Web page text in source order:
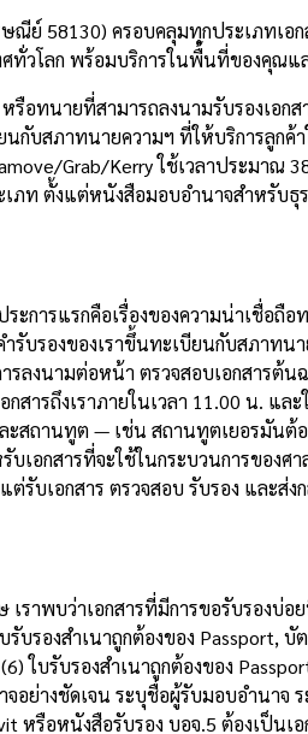
ณีย์ 58130) ครอบคลุมทุกประเภทเ
ทั่วโลก พร้อมบริการในพื้นที่ของคุณแ
อทนายที่สามารถลงนามรับรองเอ
กับสภาทนายความฯ ที่ให้บริการลูก
Grab/Kerry ใช้เวลาประมาณ
ภท ตั้งแต่หนังสือมอบอำนาจสำหรับ
ะการแรกคือเรื่องของความน่าเชื่
บรองของเราขึ้นทะเบียนกับสภาท
งนามต่อหน้า ตรวจสอบเอกสารต้
ารถึงเราภายในเวลา 11.00 น. แล
ะสถานทูต — เช่น สถานทูตเยอรมั
อกสารที่จะใช้ในกระบวนการของ
รับเอกสาร ตรวจสอบ รับรอง และส่ง
ราพบว่าเอกสารที่มีการขอรับรอง
บรองสำเนาถูกต้องของ
ใบรับรองสำเนาถูกต้องของ
ย่างชัดเจน ระบุชื่อผู้รับมอบอำนาจ
หรือหนังสือรับรอง บอจ.5 ต้องเป็น